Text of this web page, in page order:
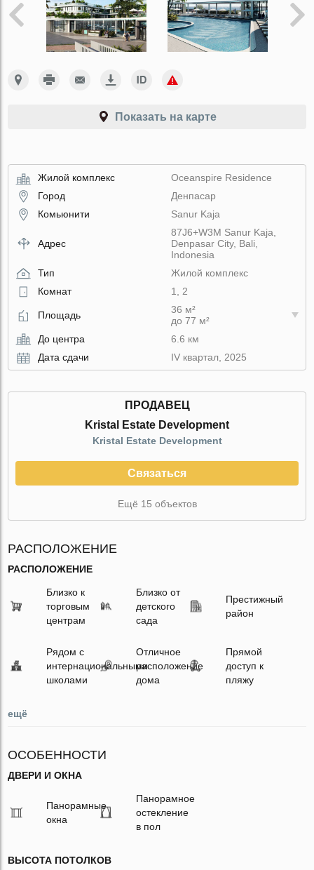
Показать на карте
Жилой комплекс
Oceanspire Residence
Город
Денпасар
Комьюнити
Sanur Kaja
Адрес
87J6+W3M Sanur Kaja,
Denpasar City, Bali,
Indonesia
Тип
Жилой комплекс
Комнат
1, 2
Площадь
36 м²
до 77 м²
До центра
6.6 км
Дата сдачи
IV квартал, 2025
ПРОДАВЕЦ
Kristal Estate Development
Kristal Estate Development
Связаться
Ещё 15 объектов
РАСПОЛОЖЕНИЕ
РАСПОЛОЖЕНИЕ
Близко к
торговым
центрам
Близко от
детского
сада
Престижный
район
Рядом с
интернациональными
школами
Отличное
расположение
дома
Прямой
доступ к
пляжу
ещё
ОСОБЕННОСТИ
ДВЕРИ И ОКНА
Панорамные
окна
Панорамное
остекление
в пол
ВЫСОТА ПОТОЛКОВ